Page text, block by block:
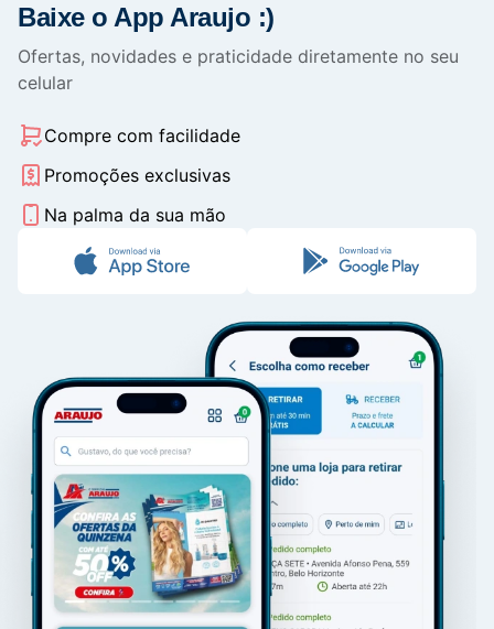
Baixe o App Araujo :)
Ofertas, novidades e praticidade diretamente no seu
celular
Compre com facilidade
Promoções exclusivas
Na palma da sua mão